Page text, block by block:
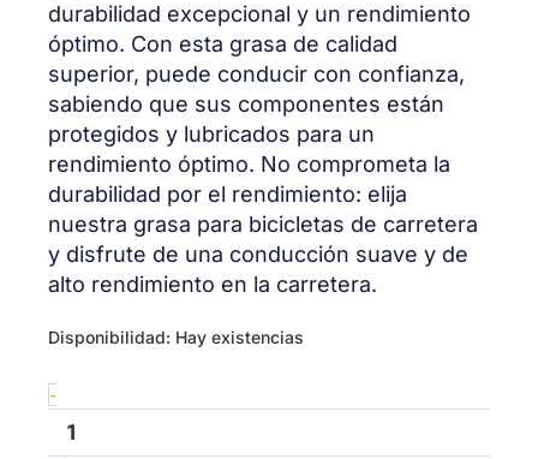
durabilidad excepcional y un rendimiento
óptimo. Con esta grasa de calidad
superior, puede conducir con confianza,
sabiendo que sus componentes están
protegidos y lubricados para un
rendimiento óptimo. No comprometa la
durabilidad por el rendimiento: elija
nuestra grasa para bicicletas de carretera
y disfrute de una conducción suave y de
alto rendimiento en la carretera.
Disponibilidad: Hay existencias
-
All-
Grease
cantidad